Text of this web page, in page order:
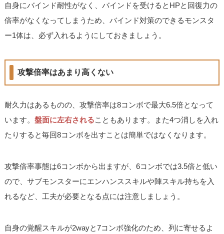
自身にバインド耐性がなく、バインドを受けるとHPと回復力の
倍率がなくなってしまうため、バインド対策のできるモンスタ
ー1体は、必ず入れるようにしておきましょう。
攻撃倍率はあまり高くない
耐久力はあるものの、攻撃倍率は8コンボで最大6.5倍となって
います。盤面に左右されることもあります。また4つ消しを入れ
たりすると毎回8コンボを出すことは簡単ではなくなります。
攻撃倍率事態は6コンボから出ますが、6コンボでは3.5倍と低い
ので、サブモンスターにエンハンススキルや陣スキル持ちを入
れるなど、工夫が必要となる点には注意しましょう。
自身の覚醒スキルが2wayと7コンボ強化のため、列に寄せるよ